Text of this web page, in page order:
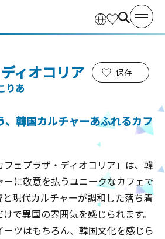
ィオコリア
りあ
保存
、韓国カルチャーあふれるカフ
ェプラザ・ディオコリア」は、韓
に敬意を払うユニークなカフェで
現代カルチャーが調和した落ち着
で異国の雰囲気を感じられます。
ツはもちろん、韓国文化を感じら